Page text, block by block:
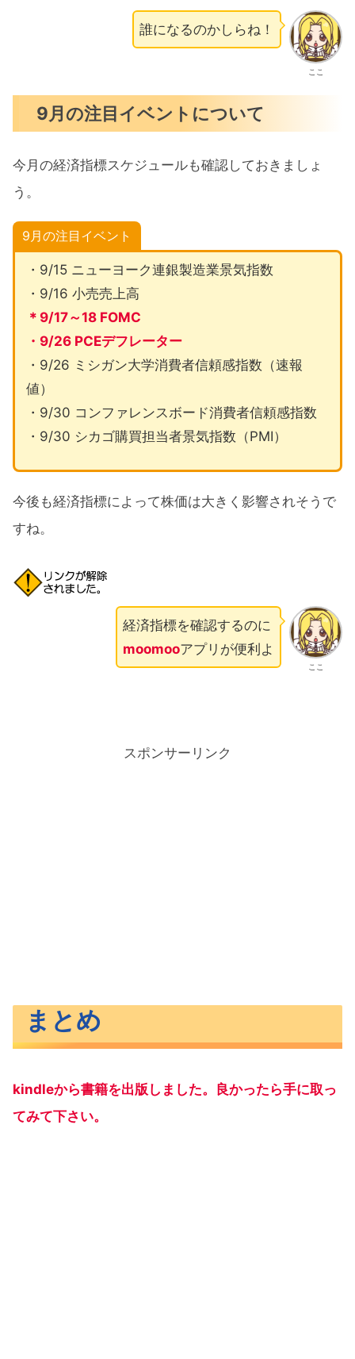
ここ
誰になるのかしらね！
9月の注目イベントについて
今月の経済指標スケジュールも確認しておきましょ
う。
9月の注目イベント
・9/15 ニューヨーク連銀製造業景気指数
・9/16 小売売上高
＊9/17～18 FOMC
・9/26 PCEデフレーター
・9/26 ミシガン大学消費者信頼感指数（速報
値）
・9/30 コンファレンスボード消費者信頼感指数
・9/30 シカゴ購買担当者景気指数（PMI）
今後も経済指標によって株価は大きく影響されそうで
すね。
ここ
経済指標を確認するのに
moomooアプリが便利よ
スポンサーリンク
まとめ
kindleから書籍を出版しました。良かったら手に取っ
てみて下さい。